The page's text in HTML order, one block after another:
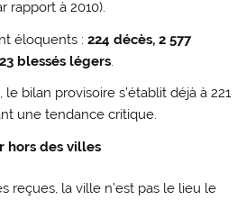
rapport à 2010).
éloquents :224 décès, 2 577
blessés légers.
bilan provisoire s’établit déjà à 221
une tendance critique.
hors des villes
reçues, la ville n’est pas le lieu le